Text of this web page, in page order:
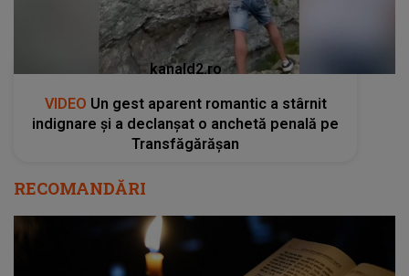
kanald2.ro
VIDEO Un gest aparent romantic a stârnit
indignare și a declanșat o anchetă penală pe
Transfăgărășan
RECOMANDĂRI